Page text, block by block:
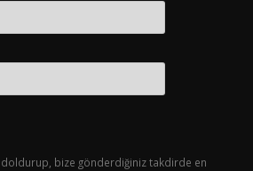
bize gönderdiğiniz takdirde en